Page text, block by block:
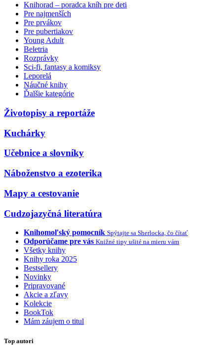
Knihorad – poradca kníh pre deti
Pre najmenších
Pre prvákov
Pre pubertiakov
Young Adult
Beletria
Rozprávky
Sci-fi, fantasy a komiksy
Leporelá
Náučné knihy
Ďalšie kategórie
Životopisy a reportáže
Kuchárky
Učebnice a slovníky
Náboženstvo a ezoterika
Mapy a cestovanie
Cudzojazyčná literatúra
Knihomoľský pomocník Spýtajte sa Sherlocka, čo čítať
Odporúčame pre vás Knižné tipy ušité na mieru vám
Všetky knihy
Knihy roka 2025
Bestsellery
Novinky
Pripravované
Akcie a zľavy
Kolekcie
BookTok
Mám záujem o titul
Top autori